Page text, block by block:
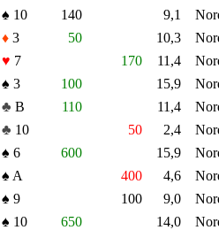
♠ 10 140 9,1
♦ 3 50 10,3
♥ 7 170 11,4
♠ 3 100 15,9
♣ B 110 11,4
♣ 10 50 2,4
♠ 6 600 15,9
♠ A 400 4,6
♠ 9 100 9,0
♠ 10 650 14,0